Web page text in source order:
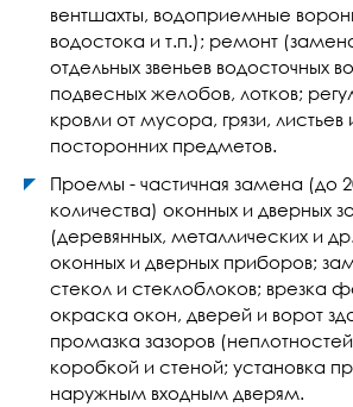
вентшахты, водоприемные
водостока и т.п.); ремонт
отдельных звеньев водосточных
подвесных желобов, лотков;
кровли от мусора, грязи, листьев
посторонних предметов.
Проемы - частичная замена (до
количества) оконных и дверных
(деревянных, металлических и
оконных и дверных приборов;
стекол и стеклоблоков; врезка
окраска окон, дверей и ворот
промазка зазоров
коробкой и стеной; установка
наружным входным дверям.